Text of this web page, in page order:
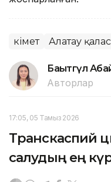
Үкімет Алатау
Бақытгүл
Авторлар
17:05, 05 Тамыз 2026
Транскаспий
салудың ең